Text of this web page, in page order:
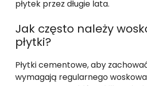
płytek przez długie lata.
Jak często należy
płytki?
Płytki cementowe, aby
wymagają regularnego